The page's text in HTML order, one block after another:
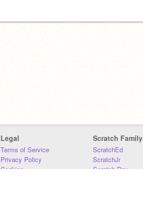
Legal
Terms of Service
Privacy Policy
Cookies
Scratch Family
ScratchEd
ScratchJr
Scratch Day